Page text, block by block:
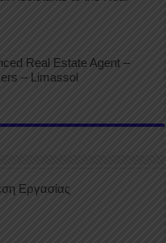
Real Estate Agent –
– Limassol
Εργασίας